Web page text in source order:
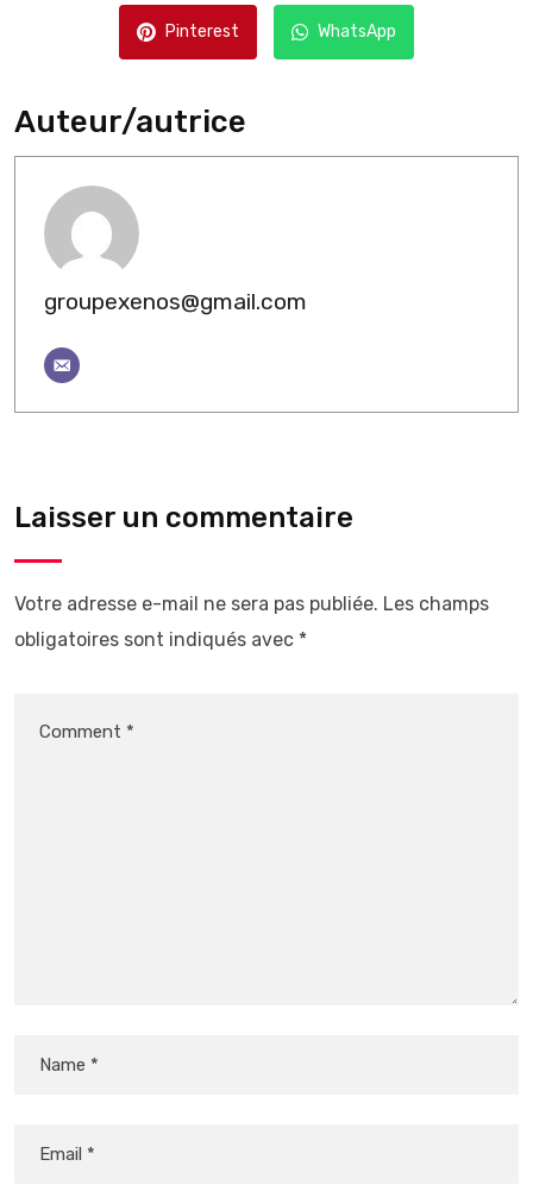
Pinterest WhatsApp
Auteur/autrice
groupexenos@gmail.com
Laisser un commentaire
Votre adresse e-mail ne sera pas publiée. Les champs
obligatoires sont indiqués avec *